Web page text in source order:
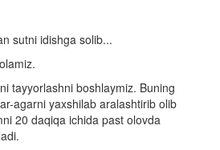
sutni idishga solib...
tayyorlashni boshlaymiz. Buning
agarni yaxshilab aralashtirib olib
20 daqiqa ichida past olovda